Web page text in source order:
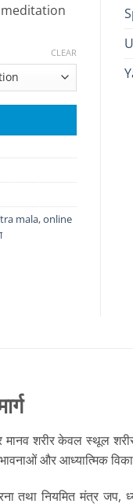
CLEAR
mala,online
मानव शरीर केवल स्थूल
और आध्यात्मिक
तथा नियमित मंत्र जप,